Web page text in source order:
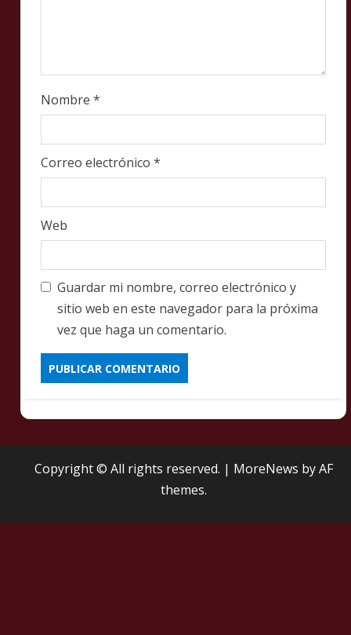
Nombre *
Correo electrónico *
Web
Guardar mi nombre, correo electrónico y
sitio web en este navegador para la próxima
vez que haga un comentario.
Copyright © All rights reserved. | MoreNews by AF
themes.